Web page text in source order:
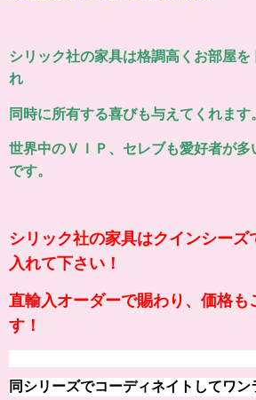
シリック社の家具は格調高くお部屋を
れ
同時に所有する喜びも与えてくれます。
世界中のＶＩＰ、セレブも愛好者が
です。
シリック社の家具はクインシーズ
入れて下さい！
直輸入オーダーで賜わり、価格も
す！
同シリーズでコーディネイトしてワン